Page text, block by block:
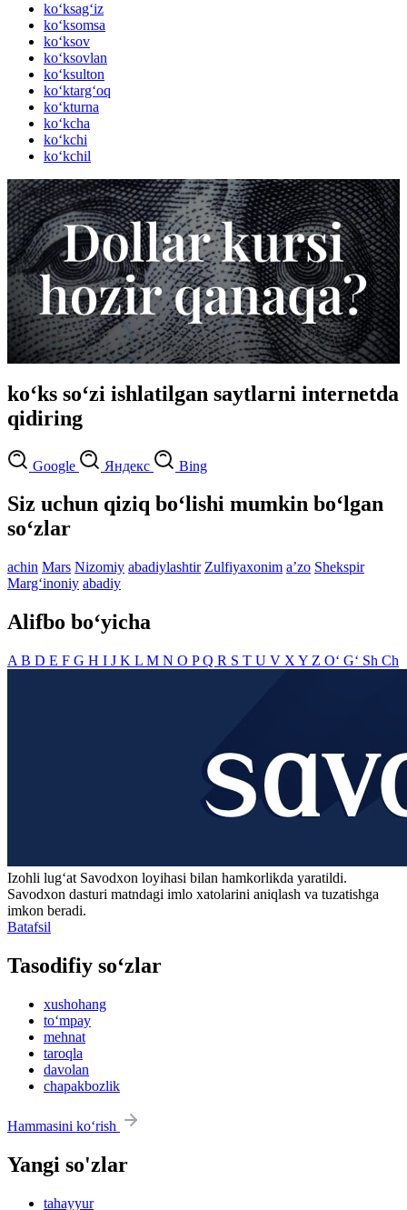
ko‘ksag‘iz
ko‘ksomsa
ko‘ksov
ko‘ksovlan
ko‘ksulton
ko‘ktarg‘oq
ko‘kturna
ko‘kcha
ko‘kchi
ko‘kchil
ko‘ks so‘zi ishlatilgan saytlarni internetda
qidiring
Google Яндекс Bing
Siz uchun qiziq bo‘lishi mumkin bo‘lgan
so‘zlar
achin Mars Nizomiy abadiylashtir Zulfiyaxonim aʼzo Shekspir
Marg‘inoniy abadiy
Alifbo bo‘yicha
A B D E F G H I J K L M N O PQ R S T U V X Y Z O‘ G‘ Sh Ch
Izohli lugʻat Savodxon loyihasi bilan hamkorlikda yaratildi.
Savodxon dasturi matndagi imlo xatolarini aniqlash va tuzatishga
imkon beradi.
Batafsil
Tasodifiy so‘zlar
xushohang
to‘mpay
mehnat
taroqla
davolan
chapakbozlik
Hammasini ko‘rish
Yangi so'zlar
tahayyur